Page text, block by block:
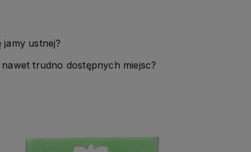
jamy ustnej?
nawet trudno dostępnych miejsc?